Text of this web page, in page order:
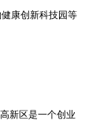
康创新科技园等
新区是一个创业